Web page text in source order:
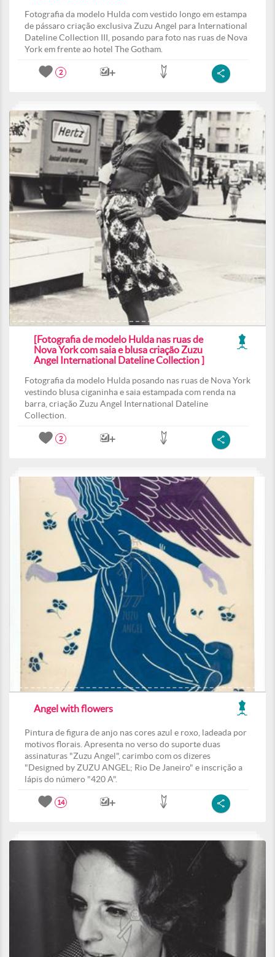
Fotografia da modelo Hulda com vestido longo em estampa
de pássaro criação exclusiva Zuzu Angel para International
Dateline Collection III, posando para foto nas ruas de Nova
York em frente ao hotel The Gotham.
2
[Fotografia de modelo Hulda nas ruas de
Nova York com saia e blusa criação Zuzu
Angel International Dateline Collection ]
Fotografia da modelo Hulda posando nas ruas de Nova York
vestindo blusa ciganinha e saia estampada com renda na
barra, criação Zuzu Angel International Dateline
Collection.
2
Angel with flowers
Pintura de figura de anjo nas cores azul e roxo, ladeada por
motivos florais. Apresenta no verso do suporte duas
assinaturas "Zuzu Angel", carimbo com os dizeres
"Designed by ZUZU ANGEL; Rio De Janeiro" e inscrição a
lápis do número "420 A".
14